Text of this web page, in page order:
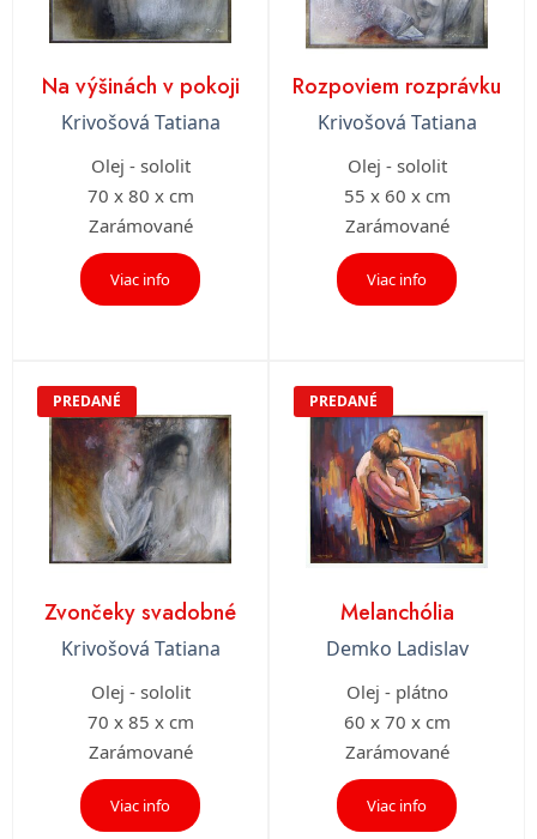
Na výšinách v pokoji
Krivošová Tatiana
Olej - sololit
70 x 80 x cm
Zarámované
Viac info
Rozpoviem rozprávku
Krivošová Tatiana
Olej - sololit
55 x 60 x cm
Zarámované
Viac info
PREDANÉ
Zvončeky svadobné
Krivošová Tatiana
Olej - sololit
70 x 85 x cm
Zarámované
Viac info
PREDANÉ
Melanchólia
Demko Ladislav
Olej - plátno
60 x 70 x cm
Zarámované
Viac info